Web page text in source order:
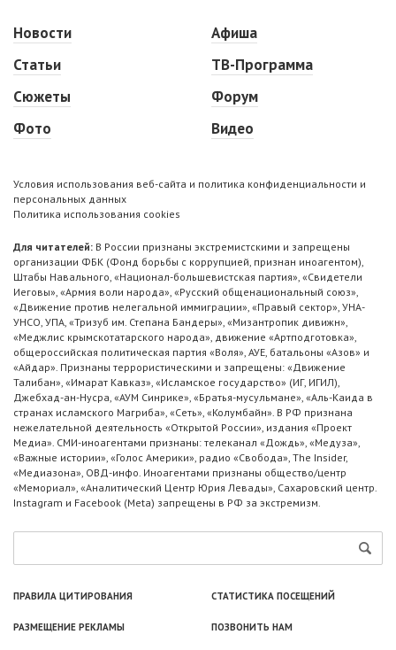
Новости
Статьи
Сюжеты
Фото
Афиша
ТВ-Программа
Форум
Видео
Условия использования веб-сайта и политика конфиденциальности и
персональных данных
Политика использования cookies
Для читателей: В России признаны экстремистскими и запрещены
организации ФБК (Фонд борьбы с коррупцией, признан иноагентом),
Штабы Навального, «Национал-большевистская партия», «Свидетели
Иеговы», «Армия воли народа», «Русский общенациональный союз»,
«Движение против нелегальной иммиграции», «Правый сектор», УНА-
УНСО, УПА, «Тризуб им. Степана Бандеры», «Мизантропик дивижн»,
«Меджлис крымскотатарского народа», движение «Артподготовка»,
общероссийская политическая партия «Воля», АУЕ, батальоны «Азов» и
«Айдар». Признаны террористическими и запрещены: «Движение
Талибан», «Имарат Кавказ», «Исламское государство» (ИГ, ИГИЛ),
Джебхад-ан-Нусра, «АУМ Синрике», «Братья-мусульмане», «Аль-Каида в
странах исламского Магриба», «Сеть», «Колумбайн». В РФ признана
нежелательной деятельность «Открытой России», издания «Проект
Медиа». СМИ-иноагентами признаны: телеканал «Дождь», «Медуза»,
«Важные истории», «Голос Америки», радио «Свобода», The Insider,
«Медиазона», ОВД-инфо. Иноагентами признаны общество/центр
«Мемориал», «Аналитический Центр Юрия Левады», Сахаровский центр.
Instagram и Facebook (Metа) запрещены в РФ за экстремизм.
ПРАВИЛА ЦИТИРОВАНИЯ СТАТИСТИКА ПОСЕЩЕНИЙ
РАЗМЕЩЕНИЕ РЕКЛАМЫ ПОЗВОНИТЬ НАМ